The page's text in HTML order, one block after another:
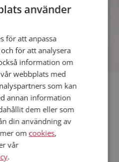
sen kan du lära dig allt
Johan,Magnus,Sebbe
använder
för att anpassa
för att analysera
information om
webbplats med
som kan
annan information
dem eller som
din användning av
om cookies,
vår
.